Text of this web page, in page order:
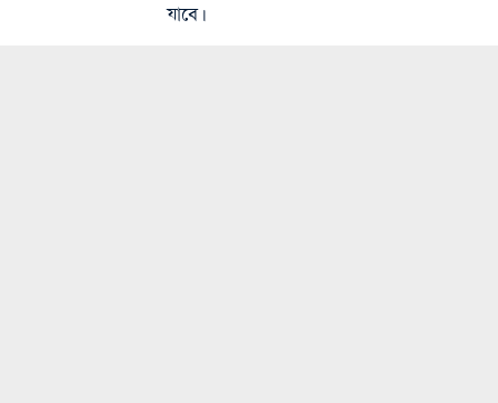
যাবে।